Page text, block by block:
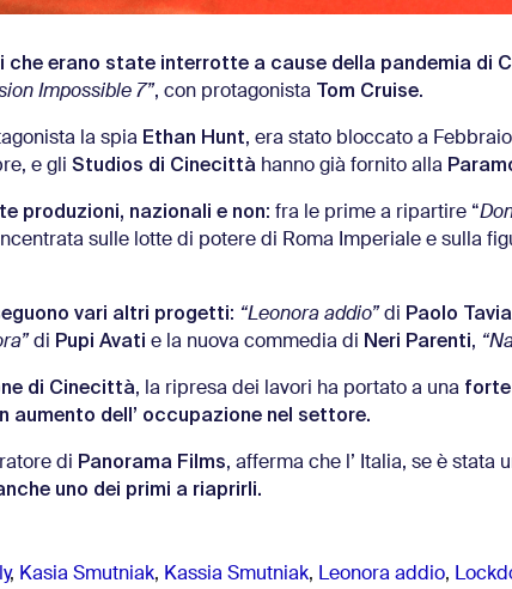
erano state interrotte a cause della pandemia di
Impossible 7”, con protagonista Tom Cruise.
la spia Ethan Hunt, era stato bloccato a
e gli Studios di Cinecittà hanno già fornito alla
produzioni, nazionali e non: fra le prime a ripartire “
sulle lotte di potere di Roma Imperiale e sulla
vari altri progetti: “Leonora addio” di Paolo
di Pupi Avati e la nuova commedia di Neri Parenti,
di Cinecittà, la ripresa dei lavori ha portato a una
dell’ occupazione nel settore.
di Panorama Films, afferma che l’ Italia, se è stata
uno dei primi a riaprirli.
, Kasia Smutniak, Kassia Smutniak, Leonora addio,